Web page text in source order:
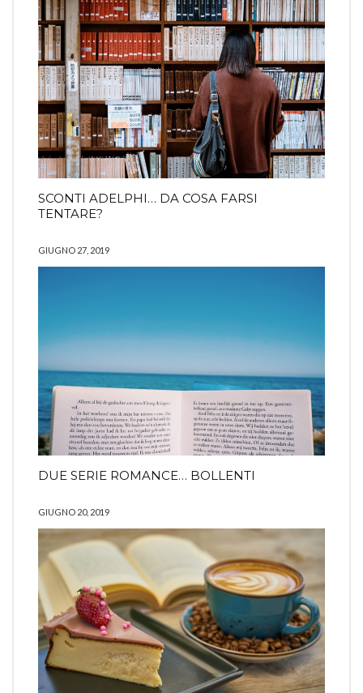
SCONTI ADELPHI… DA COSA FARSI
TENTARE?
GIUGNO 27, 2019
DUE SERIE ROMANCE… BOLLENTI
GIUGNO 20, 2019